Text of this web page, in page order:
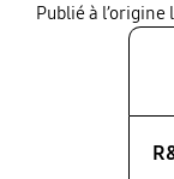
Publié à l’origine